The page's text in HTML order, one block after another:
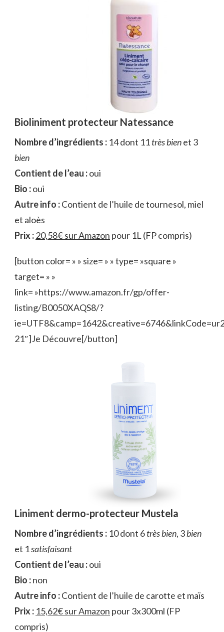
Bioliniment protecteur Natessance
Nombre d’ingrédients : 14 dont 11très bienet 3
bien
Contient de l’eau :oui
Bio :oui
Autre info :Contient de l’huile de tournesol, miel
et aloès
Prix :20,58€ sur Amazon pour 1L (FP compris)
[button color= » » size= » » type= »square »
target= » »
link= »https://www.amazon.fr/gp/offer-
listing/B0050XAQS8/?
21″]Je Découvre[/button]
Liniment dermo-protecteur Mustela
Nombre d’ingrédients : 10 dont 6très bien, 3bien
et 1satisfaisant
Contient de l’eau :oui
Bio :non
Autre info :Contient de l’huile de carotte et maïs
Prix : 15,62€ sur Amazon pour 3x300ml (FP
compris)